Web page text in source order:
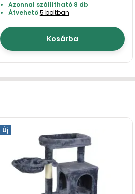
Azonnal szállítható 8 db
Átvehető5 boltban
Kosárba
Új